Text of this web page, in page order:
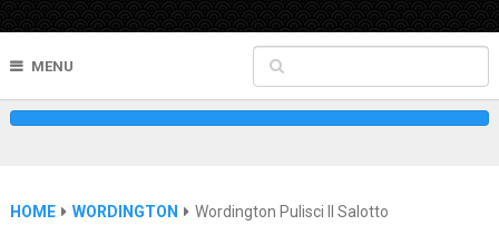
MENU
HOME WORDINGTON Wordington Pulisci Il Salotto